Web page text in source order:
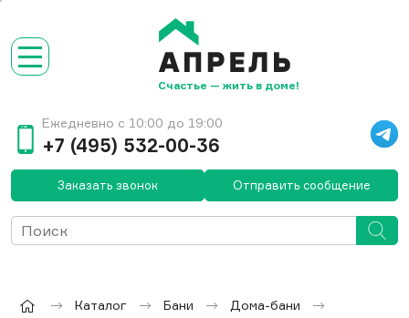
Счастье — жить в доме!
Ежедневно с 10:00 до 19:00
+7 (495) 532-00-36
Заказать звонок Отправить сообщение
Каталог Бани
Дома-бани